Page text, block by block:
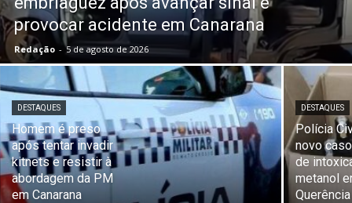
provocar acidente em Canarana
Redação - 5 de agosto de 2026
DESTAQUES
Homem é preso
após tentar invadir
kitnets e resistir à
abordagem da PM
em Canarana
DESTAQUES
Polícia
novo
de
metanol
Querência